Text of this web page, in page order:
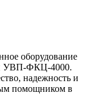
оборудование
УВП-ФКЦ-4000.
надежность и
помощником в